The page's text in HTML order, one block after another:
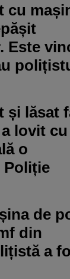
cu
Este
și lăsat
lovit cu
o
Poliție
de
din
a